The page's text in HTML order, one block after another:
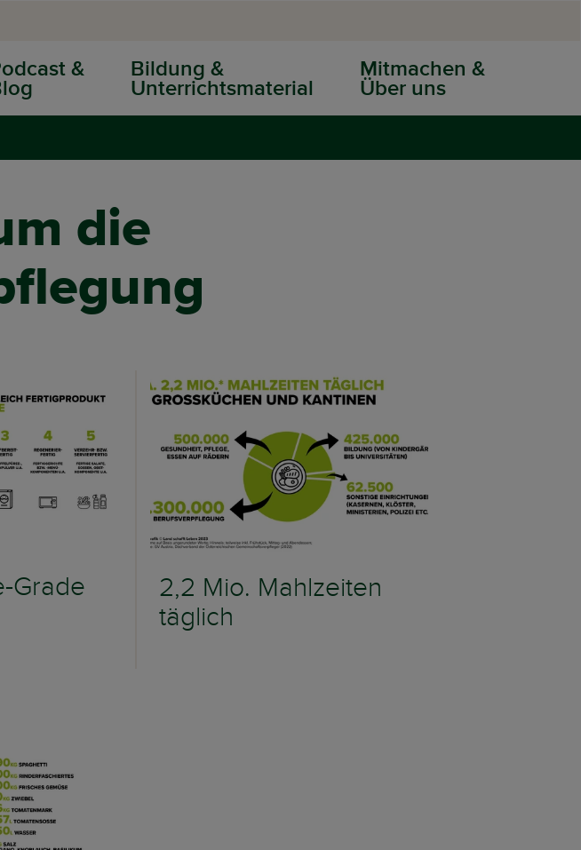
& Bildung &
Unterrichtsmaterial
Mitmachen &
Über uns
die
Grade
2,2 Mio. Mahlzeiten
täglich